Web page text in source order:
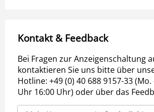
Kontakt & Feedback
Bei Fragen zur Anzeigenschaltung
kontaktieren Sie uns bitte über
Hotline: +49 (0) 40 688 9157-33 (Mo.
Uhr 16:00 Uhr) oder über das